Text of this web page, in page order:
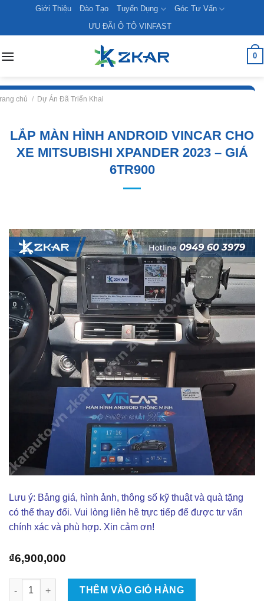
content
Giới Thiệu Đào Tạo Tuyển Dụng
Góc Tư Vấn
ƯU ĐÃI Ô TÔ VINFAST
0
chủ / Dự Án Đã Triển Khai
LẮP MÀN HÌNH ANDROID VINCAR CHO
XE MITSUBISHI XPANDER 2023 – GIÁ
6TR900
Lưu ý: Bảng giá, hình ảnh, thông số kỹ thuật và quà tặng
có thể thay đổi. Vui lòng liên hê trực tiếp để được tư vấn
chính xác và phù hợp. Xin cảm ơn!
₫6,900,000
Lắp Màn Hình Android Vincar Cho Xe Mitsubishi Xpander
THÊM VÀO GIỎ HÀNG